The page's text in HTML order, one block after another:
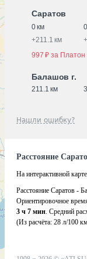
Саратов
0 км
+211.1 км +
997 ₽ за Платон
Балашов г.
211.1 км
Нашли ошибку?
Расстояние
На интерактивной
Расстояние Саратов -
Ориентировочное
3 ч 7 мин. Средний
(Из расчёта: 28 л/100